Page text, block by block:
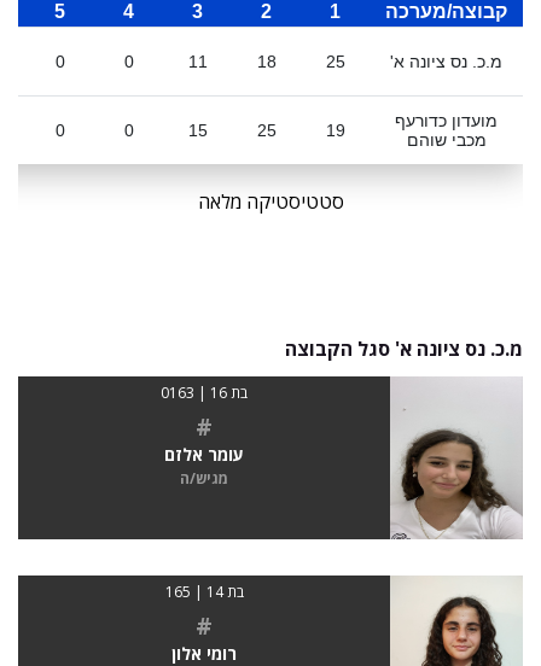
קבוצה/מערכה 1
2
3
4
5
מ.כ. נס ציונה א' 25
18
11
0
0
מועדון כדורעף
מכבי שוהם
19
25
15
0
0
סטטיסטיקה מלאה
מ.כ. נס ציונה א' סגל הקבוצה
בת 16 | 0163
#
עומר אלזם
מגיש/ה
בת 14 | 165
#
רומי אלון